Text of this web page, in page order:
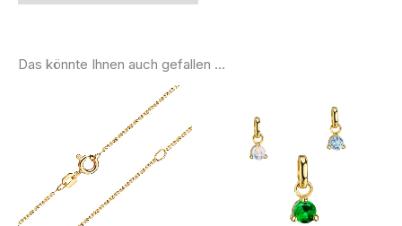
Das könnte Ihnen auch gefallen …